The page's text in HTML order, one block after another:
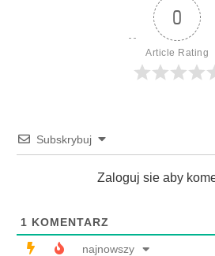
0
Article Rating
Subskrybuj
Zaloguj sie aby
1 KOMENTARZ
najnowszy